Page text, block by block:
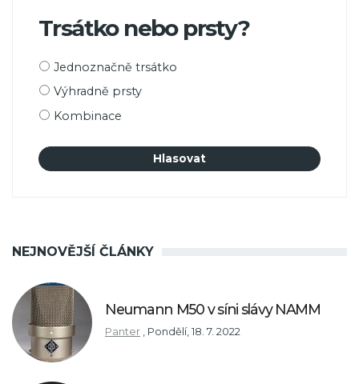
Trsátko nebo prsty?
Možnosti
Jednoznačně trsátko
Výhradně prsty
Kombinace
NEJNOVĚJŠÍ ČLÁNKY
Neumann M50 v síni slávy NAMM
Panter Pondělí, 18. 7. 2022